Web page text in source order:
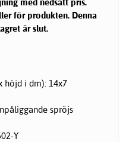
för produkten. Denna
är slut.
höjd i dm): 14x7
spröjs
Y